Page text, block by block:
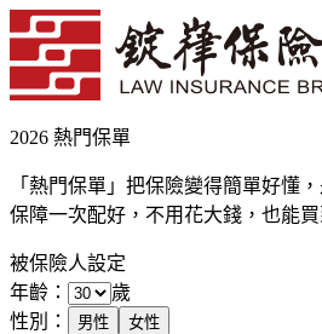
2026 熱門保單
「熱門保單」把保險變得簡單好懂
保障一次配好，不用花大錢，也能買
被保險人設定
年齡：
歲
性別：
男性 女性